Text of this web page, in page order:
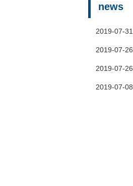
news
2019-07-31
2019-07-26
2019-07-26
2019-07-08